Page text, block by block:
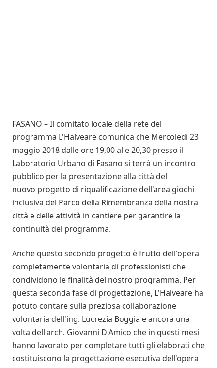
FASANO – Il comitato locale della rete del
programma L'Halveare comunica che Mercoledì 23
maggio 2018 dalle ore 19,00 alle 20,30 presso il
Laboratorio Urbano di Fasano si terrà un incontro
pubblico per la presentazione alla città del
nuovo progetto di riqualificazione dell'area giochi
inclusiva del Parco della Rimembranza della nostra
città e delle attività in cantiere per garantire la
continuità del programma.
Anche questo secondo progetto è frutto dell'opera
completamente volontaria di professionisti che
condividono le finalità del nostro programma. Per
questa seconda fase di progettazione, L'Halveare ha
potuto contare sulla preziosa collaborazione
volontaria dell'ing. Lucrezia Boggia e ancora una
volta dell'arch. Giovanni D'Amico che in questi mesi
hanno lavorato per completare tutti gli elaborati che
costituiscono la progettazione esecutiva dell'opera